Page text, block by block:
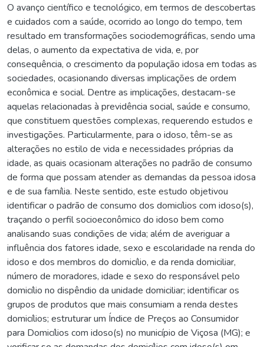
O avanço científico e tecnológico, em termos de descobertas
e cuidados com a saúde, ocorrido ao longo do tempo, tem
resultado em transformações sociodemográficas, sendo uma
delas, o aumento da expectativa de vida, e, por
consequência, o crescimento da população idosa em todas as
sociedades, ocasionando diversas implicações de ordem
econômica e social. Dentre as implicações, destacam-se
aquelas relacionadas à previdência social, saúde e consumo,
que constituem questões complexas, requerendo estudos e
investigações. Particularmente, para o idoso, têm-se as
alterações no estilo de vida e necessidades próprias da
idade, as quais ocasionam alterações no padrão de consumo
de forma que possam atender as demandas da pessoa idosa
e de sua família. Neste sentido, este estudo objetivou
identificar o padrão de consumo dos domicílios com idoso(s),
traçando o perfil socioeconômico do idoso bem como
analisando suas condições de vida; além de averiguar a
influência dos fatores idade, sexo e escolaridade na renda do
idoso e dos membros do domicílio, e da renda domiciliar,
número de moradores, idade e sexo do responsável pelo
domicílio no dispêndio da unidade domiciliar; identificar os
grupos de produtos que mais consumiam a renda destes
domicílios; estruturar um Índice de Preços ao Consumidor
para Domicílios com idoso(s) no município de Viçosa (MG); e